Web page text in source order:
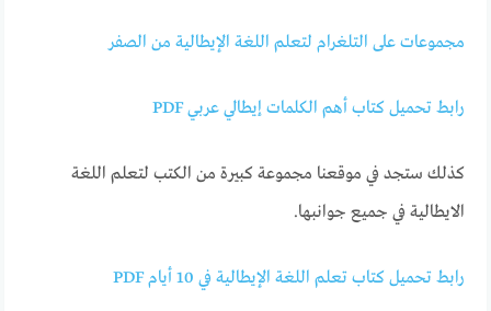
مجموعات على التلغرام لتعلم اللغة الإيطالية من الصفر
رابط تحميل كتاب أهم الكلمات إيطالي عربي PDF
كذلك ستجد في موقعنا مجموعة كبيرة من الكتب لتعلم اللغة
الايطالية في جميع جوانبها.
رابط تحميل كتاب تعلم اللغة الإيطالية في 10 أيام PDF